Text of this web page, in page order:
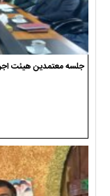
جلسه معتمدین هیئت